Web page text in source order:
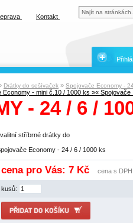
Drátky do sešívaček » Spojovače Economy -
« Spojovače
Economy - mini č.10 / 1000 ks »
- 24 / 6 /
stříbrné drátky do
Economy - 24 / 6 / 1000 ks
cena pro Vás: 7 Kč cena s
kusů:
Kontakt